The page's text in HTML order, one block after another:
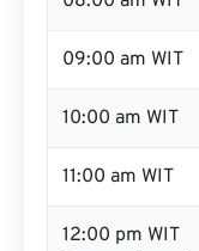
09:00 am WIT
10:00 am WIT
11:00 am WIT
12:00 pm WIT